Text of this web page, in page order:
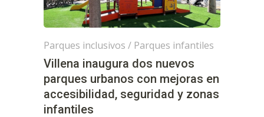
Parques inclusivos / Parques infantiles
Villena inaugura dos nuevos
parques urbanos con mejoras en
accesibilidad, seguridad y zonas
infantiles